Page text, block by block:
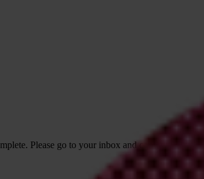
Please go to your inbox and confirm your